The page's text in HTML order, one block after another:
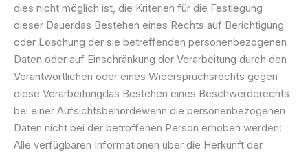
dies nicht möglich ist, die Kriterien für die Festlegung
dieser Dauerdas Bestehen eines Rechts auf Berichtigung
oder Löschung der sie betreffenden personenbezogenen
Daten oder auf Einschränkung der Verarbeitung durch den
Verantwortlichen oder eines Widerspruchsrechts gegen
diese Verarbeitungdas Bestehen eines Beschwerderechts
bei einer Aufsichtsbehördewenn die personenbezogenen
Daten nicht bei der betroffenen Person erhoben werden:
Alle verfügbaren Informationen über die Herkunft der